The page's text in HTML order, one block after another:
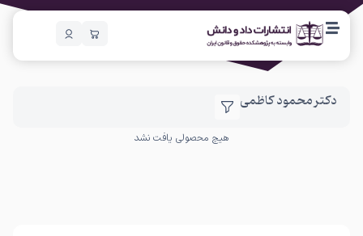
دکتر محمود کاظمی
هیچ محصولی یافت نشد